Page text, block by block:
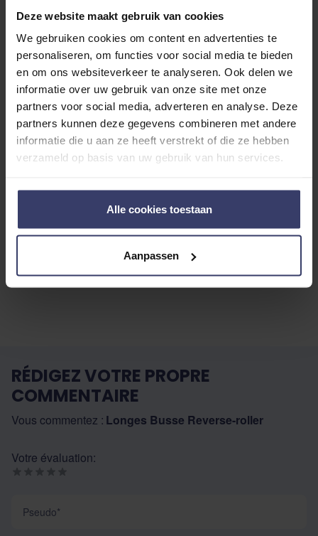
Deze website maakt gebruik van cookies
We gebruiken cookies om content en advertenties te
personaliseren, om functies voor social media te bieden
en om ons websiteverkeer te analyseren. Ook delen we
informatie over uw gebruik van onze site met onze
partners voor social media, adverteren en analyse. Deze
partners kunnen deze gegevens combineren met andere
informatie die u aan ze heeft verstrekt of die ze hebben
verzameld op basis van uw gebruik van hun services.
Alle cookies toestaan
Aanpassen
0 0 reviews
More info
Write a review Share your thoughts
with other customers
Top customer reviews
No reviews
RÉDIGEZ VOTRE PROPRE
COMMENTAIRE
Vous commentez : Longes Busse Reverse-roller
Votre évaluation: